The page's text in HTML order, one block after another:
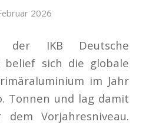
2026
der IKB Deutsche
belief sich die globale
im Jahr
Tonnen und lag damit
Vorjahresniveau.